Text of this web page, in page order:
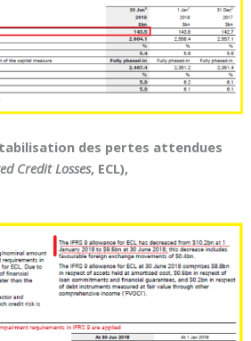
des pertes attendues
Credit Losses, ECL),